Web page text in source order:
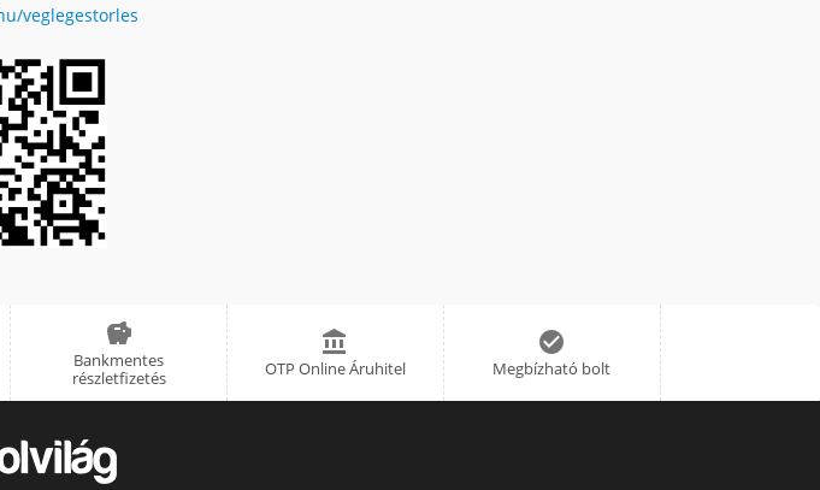
veglegestorles

Bankmentes
részletfizetés

OTP Online Áruhitel

Megbízható bolt